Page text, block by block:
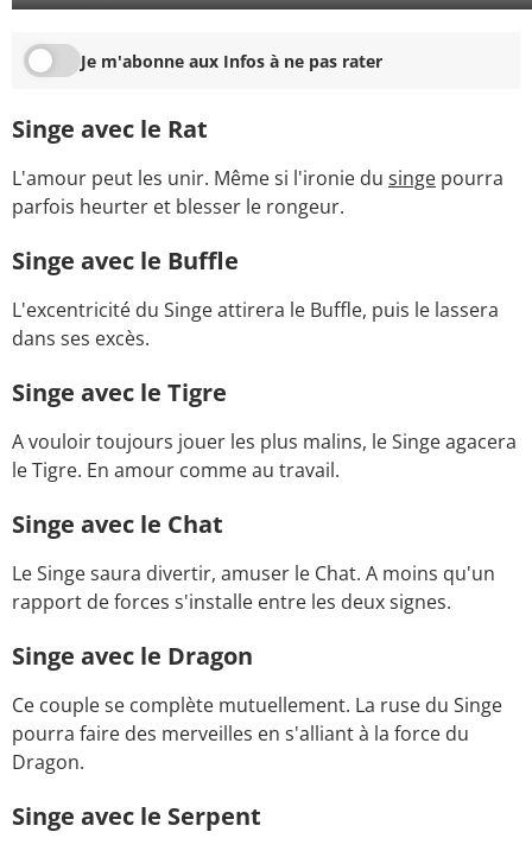
Je m'abonne aux Infos à ne pas rater
Singe avec le Rat
L'amour peut les unir. Même si l'ironie du singe pourra
parfois heurter et blesser le rongeur.
Singe avec le Buffle
L'excentricité du Singe attirera le Buffle, puis le lassera
dans ses excès.
Singe avec le Tigre
A vouloir toujours jouer les plus malins, le Singe agacera
le Tigre. En amour comme au travail.
Singe avec le Chat
Le Singe saura divertir, amuser le Chat. A moins qu'un
rapport de forces s'installe entre les deux signes.
Singe avec le Dragon
Ce couple se complète mutuellement. La ruse du Singe
pourra faire des merveilles en s'alliant à la force du
Dragon.
Singe avec le Serpent